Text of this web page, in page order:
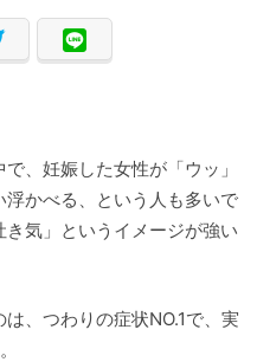
、妊娠した女性が「ウッ」
かべる、という人も多いで
気」というイメージが強い
、つわりの症状NO.1で、実